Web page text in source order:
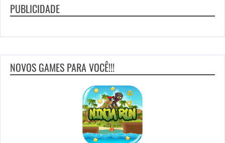
PUBLICIDADE
NOVOS GAMES PARA VOCÊ!!!